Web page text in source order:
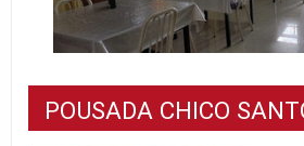
POUSADA CHICO